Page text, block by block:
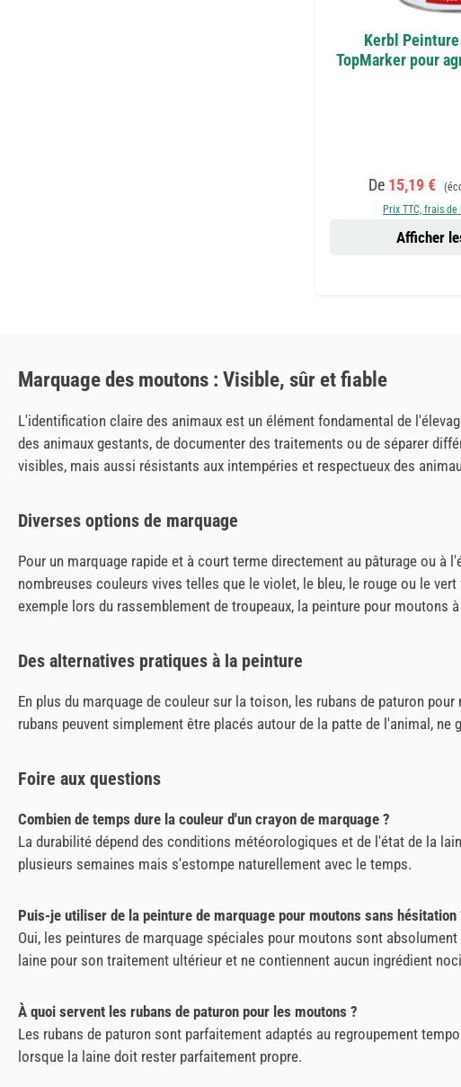
Kerbl
TopMarker pour
Prix de vente :
De 15,19 €
Prix TTC, frais
Afficher
Marquage des moutons : Visible, sûr et fiable
L'identification claire des animaux est un élément fondamental de
des animaux gestants, de documenter des traitements ou de séparer
visibles, mais aussi résistants aux intempéries et respectueux des
Diverses options de marquage
Pour un marquage rapide et à court terme directement au pâturage ou
nombreuses couleurs vives telles que le violet, le bleu, le rouge ou le
exemple lors du rassemblement de troupeaux, la peinture pour moutons
Des alternatives pratiques à la peinture
En plus du marquage de couleur sur la toison, les rubans de paturon
rubans peuvent simplement être placés autour de la patte de l'animal,
Foire aux questions
Combien de temps dure la couleur d'un crayon de marquage ?
La durabilité dépend des conditions météorologiques et de l'état de la
plusieurs semaines mais s'estompe naturellement avec le temps.
Puis-je utiliser de la peinture de marquage pour moutons sans hésitation
Oui, les peintures de marquage spéciales pour moutons sont
laine pour son traitement ultérieur et ne contiennent aucun ingrédient
À quoi servent les rubans de paturon pour les moutons ?
Les rubans de paturon sont parfaitement adaptés au regroupement
lorsque la laine doit rester parfaitement propre.